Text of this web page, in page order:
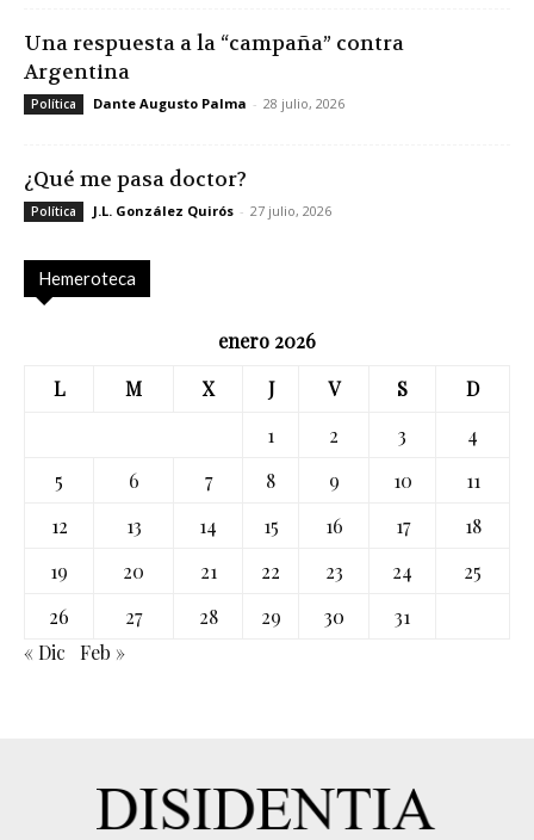
Una respuesta a la “campaña” contra
Argentina
Política Dante Augusto Palma - 28 julio, 2026
¿Qué me pasa doctor?
Política J.L. González Quirós - 27 julio, 2026
Hemeroteca
enero 2026
L
M X J V S
D
1
2 3
4
5
6 7 8 9 10
11
12
13 14 15 16 17
18
19
20 21 22 23 24
25
26
27 28 29 30
31
« Dic
Feb »